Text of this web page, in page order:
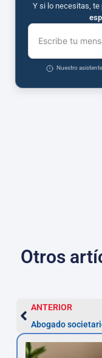
Y si lo necesitas,
Escribe tu
Nuestro
Otros
ANTERIOR